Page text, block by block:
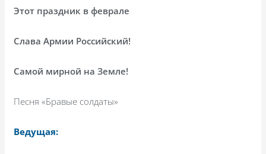
Этот праздник в феврале
Слава Армии Российский!
Самой мирной на Земле!
Песня «Бравые солдаты»
Ведущая: